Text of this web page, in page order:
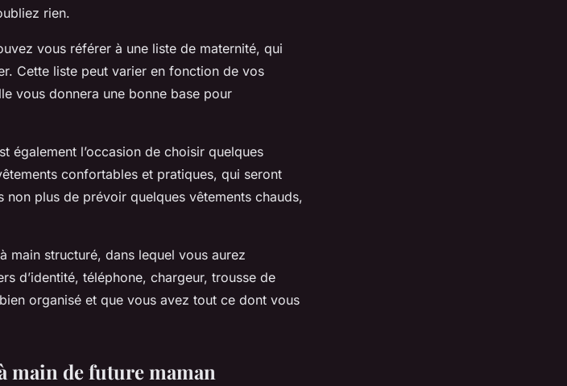
rien.
vous référer à une liste de maternité, qui
Cette liste peut varier en fonction de vos
vous donnera une bonne base pour
également l’occasion de choisir quelques
confortables et pratiques, qui seront
non plus de prévoir quelques vêtements chauds,
main structuré, dans lequel vous aurez
d’identité, téléphone, chargeur, trousse de
organisé et que vous avez tout ce dont vous
main de future maman